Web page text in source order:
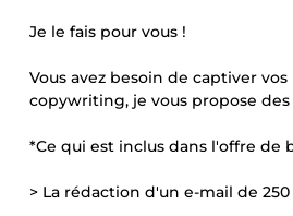
Je le fais pour vous !
Vous avez besoin de captiver
copywriting, je vous propose
*Ce qui est inclus dans l'offre de
> La rédaction d'un e-mail de